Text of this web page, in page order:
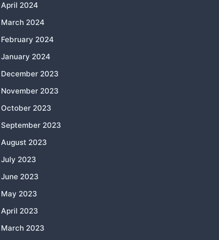
April 2024
March 2024
February 2024
January 2024
December 2023
November 2023
October 2023
September 2023
August 2023
July 2023
June 2023
May 2023
April 2023
March 2023